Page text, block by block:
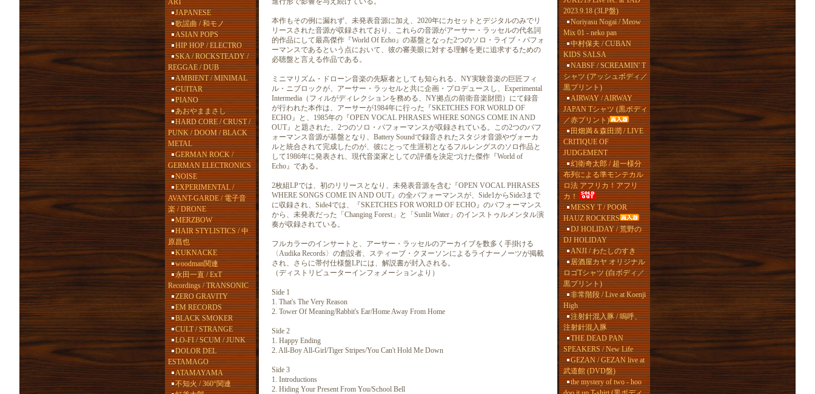
ART
JAPANESE
歌謡曲 / 和モノ
ASIAN POPS
HIP HOP / ELECTRO
SKA / ROCKSTEADY /
REGGAE / DUB
AMBIENT / MINIMAL
GUITAR
PIANO
あおやままさし
HARD CORE / CRUST /
PUNK / DOOM / BLACK
METAL
GERMAN ROCK /
GERMAN ELECTRONICS
NOISE
EXPERIMENTAL /
AVANT-GARDE / 電子音
楽 / DRONE
MERZBOW
HAIR STYLISTICS / 中
原昌也
KUKNACKE
woodman関連
永田一直 / ExT
Recordings / TRANSONIC
ZERO GRAVITY
EM RECORDS
BLACK SMOKER
CULT / STRANGE
LO-FI / SCUM / JUNK
DOLOR DEL
ESTAMAGO
ATAMAYAMA
不知火 / 360°関連
本作もその例に漏れず、未発表音源に加え、2020年にカセットとデジタルのみでリ
リースされた音源が収録されており、これらの音源がアーサー・ラッセルの代名詞
的作品にして最高傑作『World Of Echo』の基盤となった2つのソロ・ライブ・パフォ
ーマンスであるという点において、彼の審美眼に対する理解を更に追求するための
必聴盤と言える作品である。
ミニマリズム・ドローン音楽の先駆者としても知られる、NY実験音楽の巨匠フィ
ル・ニブロックが、アーサー・ラッセルと共に企画・プロデュースし、Experimental
Intermedia（フィルがディレクションを務める、NY拠点の前衛音楽財団）にて録音
が行われた本作は、アーサーが1984年に行った『SKETCHES FOR WORLD OF
ECHO』と、1985年の『OPEN VOCAL PHRASES WHERE SONGS COME IN AND
OUT』と題された、2つのソロ・パフォーマンスが収録されている。この2つのパフ
ォーマンス音源が基盤となり、Battery Soundで録音されたスタジオ音源やヴォーカ
ルと統合されて完成したのが、彼にとって生涯初となるフルレングスのソロ作品と
して1986年に発表され、現代音楽家としての評価を決定づけた傑作『World of
Echo』である。
2枚組LPでは、初のリリースとなり、未発表音源を含む『OPEN VOCAL PHRASES
WHERE SONGS COME IN AND OUT』の全パフォーマンスが、Side1からSide3まで
に収録され、Side4では、『SKETCHES FOR WORLD OF ECHO』のパフォーマンス
から、未発表だった「Changing Forest」と「Sunlit Water」のインストゥルメンタル演
奏が収録されている。
フルカラーのインサートと、アーサー・ラッセルのアーカイブを数多く手掛ける
〈Audika Records〉の創設者、スティーブ・クヌーソンによるライナーノーツが掲載
され、さらに帯付仕様盤LPには、解説書が封入される。
（ディストリビューターインフォメーションより）
Side 1
1. That's The Very Reason
2. Tower Of Meaning/Rabbit's Ear/Home Away From Home
Side 2
1. Happy Ending
2. All-Boy All-Girl/Tiger Stripes/You Can't Hold Me Down
Side 3
1. Introductions
2. Hiding Your Present From You/School Bell
2023.9.18 (3LP盤)
Noriyasu Nogai / Meow
Mix 01 - neko pan
中村保夫 / CUBAN
KIDS SALSA
NABSF / SCREAMIN' T
シャツ (アッシュボディ／
黒プリント)
AIRWAY / AIRWAY
JAPAN Tシャツ (黒ボディ
／赤プリント)
田畑満＆森田潤 / LIVE
CRITIQUE OF
JUDGEMENT
幻衛奇太郎 / 超一様分
布列による準モンテカル
ロ法 アフリカ！アフリ
カ！
MESSY T / POOR
HAUZ ROCKERS
DJ HOLIDAY / 荒野の
DJ HOLIDAY
ANJI / わたしのすき
居酒屋カヤ オリジナル
ロゴTシャツ (白ボディ／
黒プリント)
非常階段 / Live at Koenji
High
注射針混入豚 / 嗚呼、
注射針混入豚
THE DEAD PAN
SPEAKERS / New Life
GEZAN / GEZAN live at
武道館 (DVD盤)
the mystery of two - hoo